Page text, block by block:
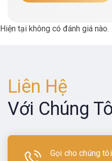
Hiện tại không có đánh giá nào.
Liên Hệ
Với Chúng
Gọi cho chúng tôi